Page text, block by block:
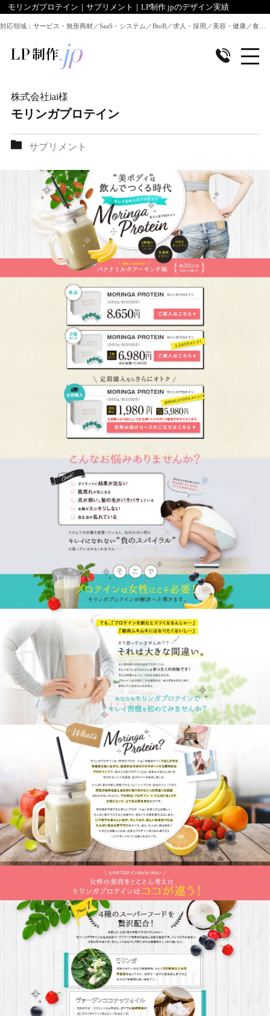
モリンガプロテイン｜サプリメント｜LP制作.jpのデザイン実績
株式会社iai様
モリンガプロテイン
サプリメント